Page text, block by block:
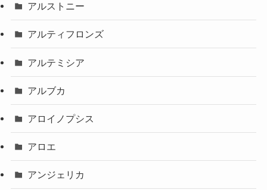
アルストニー
アルティフロンズ
アルテミシア
アルブカ
アロイノプシス
アロエ
アンジェリカ